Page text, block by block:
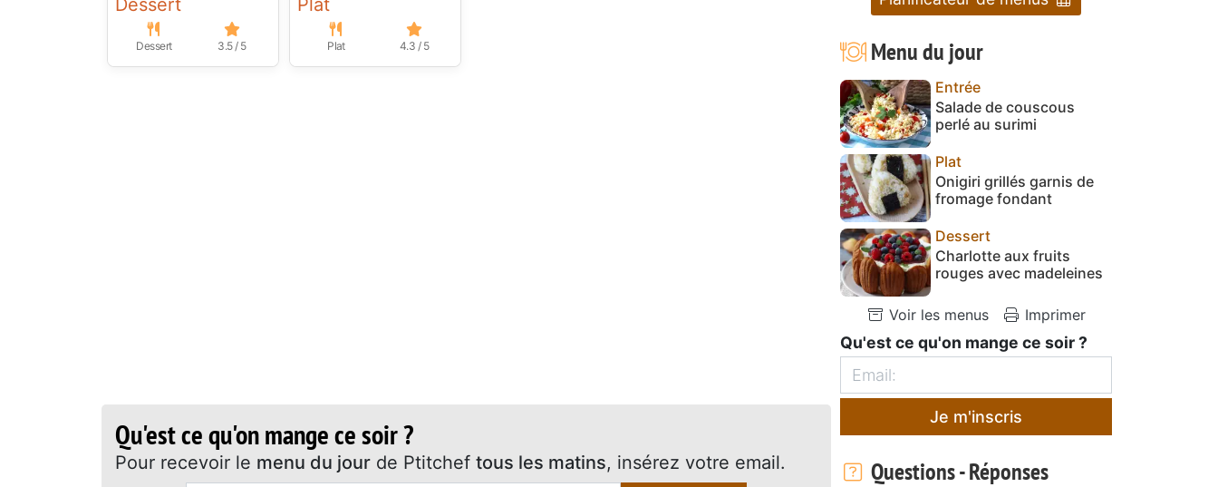
Dessert
Dessert 3.5 / 5
Plat
Plat 4.3 / 5
Qu'est ce qu'on mange ce soir ?
Pour recevoir le menu du jour de Ptitcheftous les matins, insérez votre email.
Menu du jour
Entrée
Salade de couscous
perlé au surimi
Plat
Onigiri grillés garnis de
fromage fondant
Dessert
Charlotte aux fruits
rouges avec madeleines
Voir les menus Imprimer
Qu'est ce qu'on mange ce soir ?
Je m'inscris
Questions - Réponses